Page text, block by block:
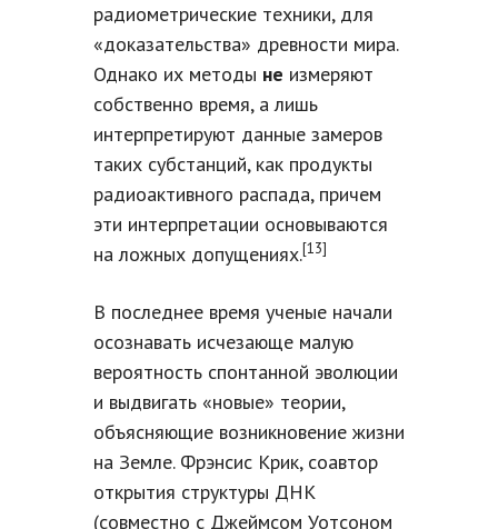
радиометрические техники, для
«доказательства» древности мира.
Однако их методы не измеряют
собственно время, а лишь
интерпретируют данные замеров
таких субстанций, как продукты
радиоактивного распада, причем
эти интерпретации основываются
на ложных допущениях.[13]
В последнее время ученые начали
осознавать исчезающе малую
вероятность спонтанной эволюции
и выдвигать «новые» теории,
объясняющие возникновение жизни
на Земле. Фрэнсис Крик, соавтор
открытия структуры ДНК
(совместно с Джеймсом Уотсоном